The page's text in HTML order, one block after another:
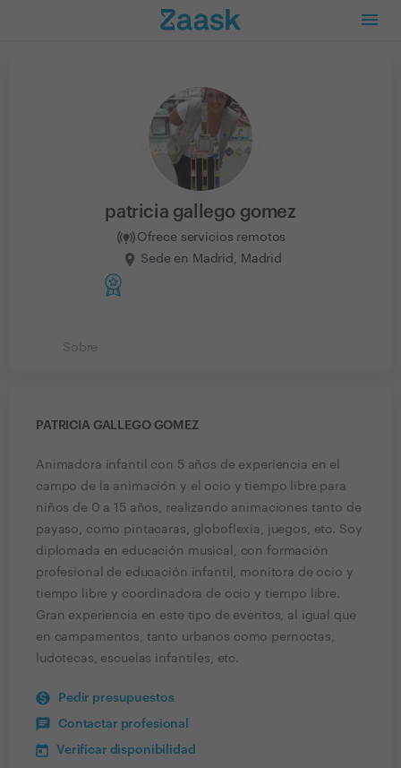
patricia gallego gomez
Ofrece servicios remotos
Sede en Madrid, Madrid
Sobre
PATRICIA GALLEGO GOMEZ
Animadora infantil con 5 años de experiencia en el
campo de la animación y el ocio y tiempo libre para
niños de 0 a 15 años, realizando animaciones tanto de
payaso, como pintacaras, globoflexia, juegos, etc. Soy
diplomada en educación musical, con formación
profesional de educación infantil, monitora de ocio y
tiempo libre y coordinadora de ocio y tiempo libre.
Gran experiencia en este tipo de eventos, al igual que
en campamentos, tanto urbanos como pernoctas,
ludotecas, escuelas infantiles, etc.
Pedir presupuestos
Contactar profesional
Verificar disponibilidad